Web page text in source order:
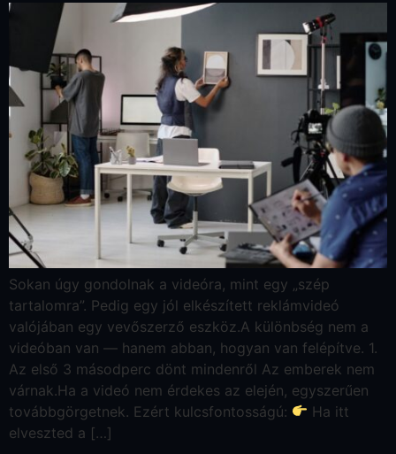
Sokan úgy gondolnak a videóra, mint egy „szép
tartalomra”. Pedig egy jól elkészített reklámvideó
valójában egy vevőszerző eszköz.A különbség nem a
videóban van — hanem abban, hogyan van felépítve. 1.
Az első 3 másodperc dönt mindenről Az emberek nem
várnak.Ha a videó nem érdekes az elején, egyszerűen
továbbgörgetnek. Ezért kulcsfontosságú:
Ha itt
elveszted a […]